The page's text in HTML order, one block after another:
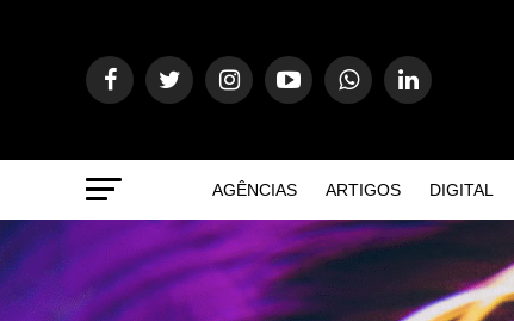
AGÊNCIAS ARTIGOS DIGITAL